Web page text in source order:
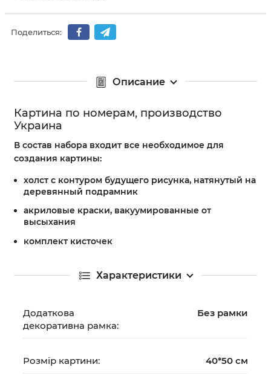
Поделиться:
Описание
Картина по номерам, производство
Украина
В состав набора входит все необходимое для
создания картины:
холст с контуром будущего рисунка, натянутый на
деревянный подрамник
акриловые краски, вакуумированные от
высыхания
комплект кисточек
Характеристики
Додаткова
декоративна рамка:
Без рамки
Розмір картини: 40*50 см